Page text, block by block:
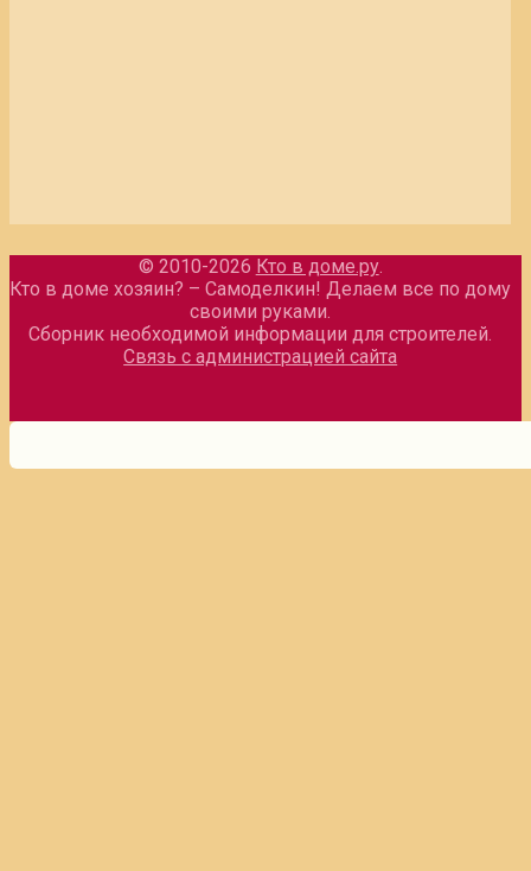
© 2010-2026 Кто в доме.ру.
Кто в доме хозяин? – Самоделкин! Делаем все по дому
своими руками.
Сборник необходимой информации для строителей.
Связь с администрацией сайта